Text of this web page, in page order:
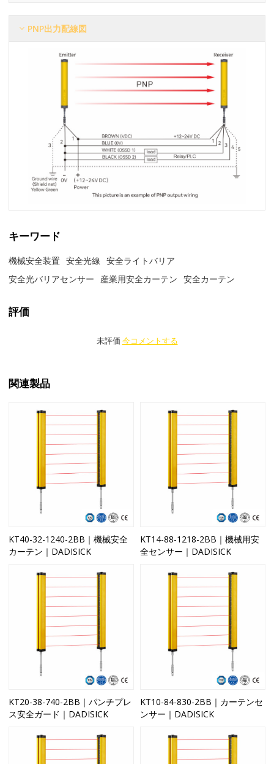
PNP出力配線図
キーワード
機械安全装置 安全光線
安全ライトバリア
安全光バリアセンサー
産業用安全カーテン 安全カーテン
評価
未評価 今コメントする
関連製品
KT40-32-1240-2BB｜機械安全
カーテン｜DADISICK
KT14-88-1218-2BB｜機械用安
全センサー｜DADISICK
KT20-38-740-2BB｜パンチプレ
ス安全ガード｜DADISICK
KT10-84-830-2BB｜カーテンセ
ンサー｜DADISICK